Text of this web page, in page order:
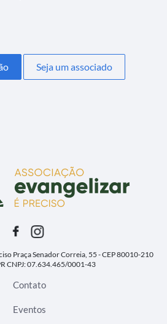
Seja um associado
Praça Senador Correia, 55 - CEP 80010-210
CNPJ: 07.634.465/0001-43
Contato
Eventos